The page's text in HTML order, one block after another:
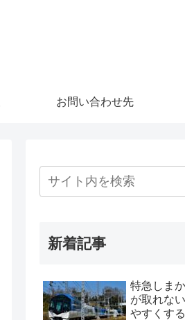
お問い合わせ先
新着記事
特急しま
が取れな
やすくす